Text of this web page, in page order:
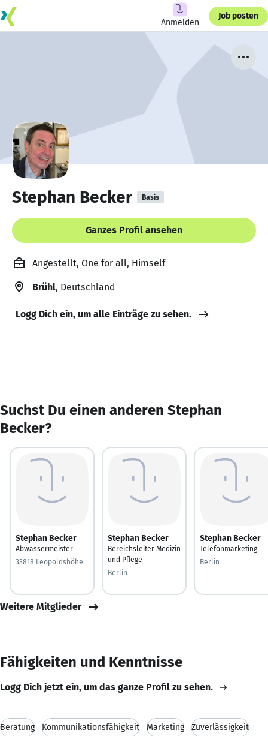
Anmelden
Job posten
Stephan Becker Basis
Ganzes Profil ansehen
Angestellt, One for all, Himself
Brühl, Deutschland
Logg Dich ein, um alle Einträge zu sehen.
Suchst Du einen anderen Stephan
Becker?
Stephan Becker
Abwassermeister
33818 Leopoldshöhe
Stephan Becker
Bereichsleiter Medizin
und Pflege
Berlin
Stephan Becker
Telefonmarketing
Berlin
Weitere Mitglieder
Fähigkeiten und Kenntnisse
Logg Dich jetzt ein, um das ganze Profil zu sehen.
Beratung Kommunikationsfähigkeit Marketing Zuverlässigkeit